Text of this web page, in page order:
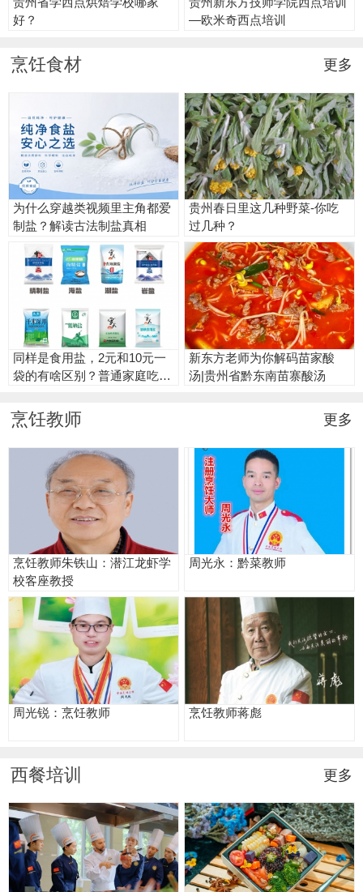
好？
—欧米奇西点培训
烹饪食材 更多
为什么穿越类视频里主角都爱
制盐？解读古法制盐真相
贵州春日里这几种野菜-你吃
过几种？
同样是食用盐，2元和10元一
袋的有啥区别？普通家庭吃2
新东方老师为你解码苗家酸
汤|贵州省黔东南苗寨酸汤
烹饪教师 更多
烹饪教师朱铁山：潜江龙虾学
校客座教授
周光永：黔菜教师
周光锐：烹饪教师 烹饪教师蒋彪
西餐培训 更多